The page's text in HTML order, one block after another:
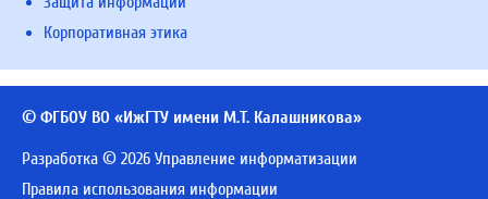
Корпоративная этика
© ФГБОУ ВО «ИжГТУ имени М.Т. Калашникова»
Разработка © 2026 Управление информатизации
Правила использования информации